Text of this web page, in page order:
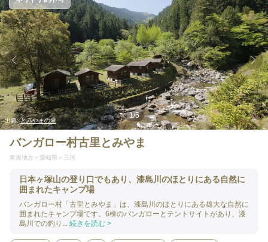
出典:とみやまの里
1/5
バンガロー村古里とみやま
東海地方 愛知県 三河
日本ヶ塚山の登り口でもあり、漆島川のほとりにある自然に
囲まれたキャンプ場
バンガロー村「古里とみやま」は、漆島川のほとりにある雄大な自然に
囲まれたキャンプ場です。6棟のバンガローとテントサイトがあり、漆
島川での釣り... 続きを読む >